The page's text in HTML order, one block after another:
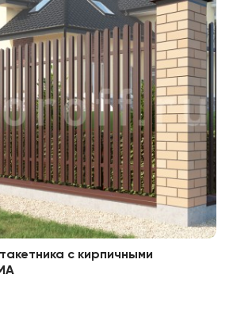
с кирпичными